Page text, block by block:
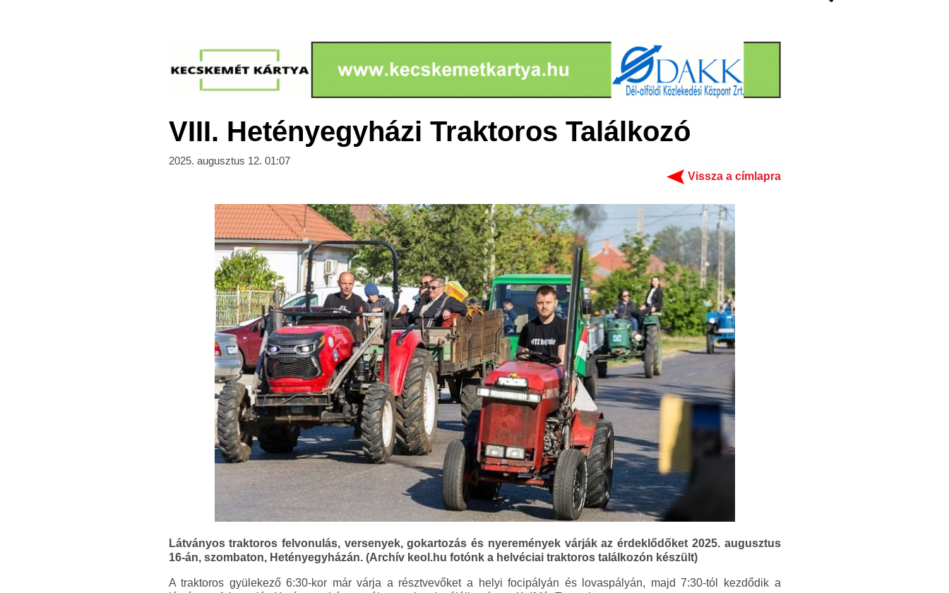
VIII. Hetényegyházi Traktoros Találkozó
2025. augusztus 12. 01:07
Vissza a címlapra
Látványos traktoros felvonulás, versenyek, gokartozás és nyeremények várják az érdeklődőket 2025. augusztus
16-án, szombaton, Hetényegyházán. (Archív keol.hu fotónk a helvéciai traktoros találkozón készült)
A traktoros gyülekező 6:30-kor már várja a résztvevőket a helyi focipályán és lovaspályán, majd 7:30-tól kezdődik a